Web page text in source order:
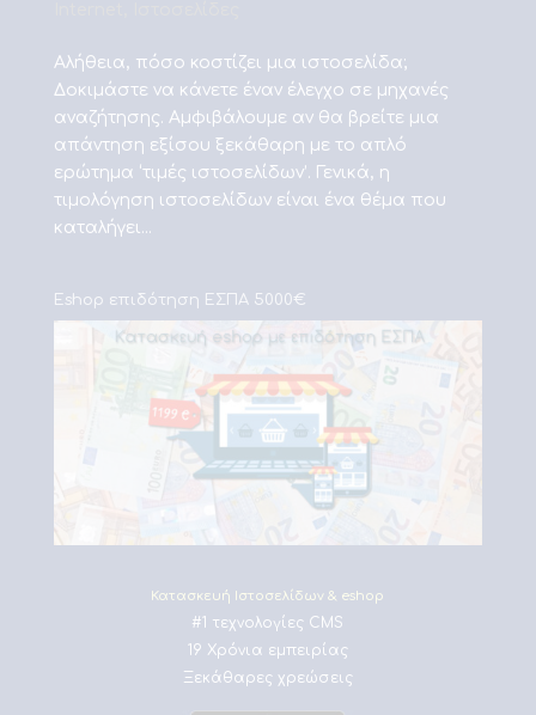
Αλήθεια, πόσο κοστίζει μια ιστοσελίδα;
Δοκιμάστε να κάνετε έναν έλεγχο σε μηχανές
αναζήτησης. Αμφιβάλουμε αν θα βρείτε μια
απάντηση εξίσου ξεκάθαρη με το απλό
ερώτημα ‘τιμές ιστοσελίδων’. Γενικά, η
τιμολόγηση ιστοσελίδων είναι ένα θέμα που
καταλήγει...
Eshop επιδότηση ΕΣΠΑ 5000€
Κατασκευή Ιστοσελίδων & eshop
#1 τεχνολογίες CMS
19 Χρόνια εμπειρίας
Ξεκάθαρες χρεώσεις